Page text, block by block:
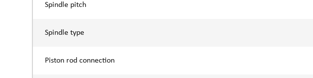
Spindle pitch
Spindle type
Piston rod connection